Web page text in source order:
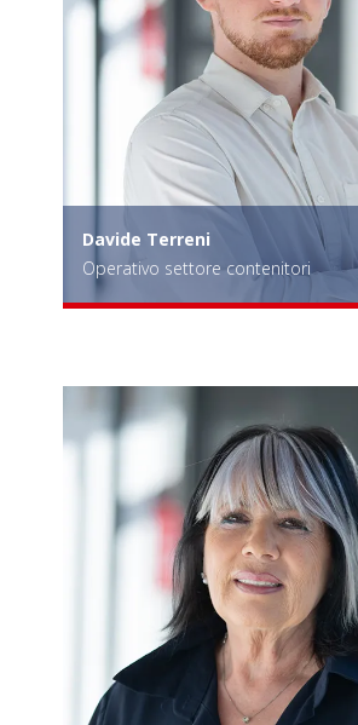
Davide Terreni
Operativo settore contenitori